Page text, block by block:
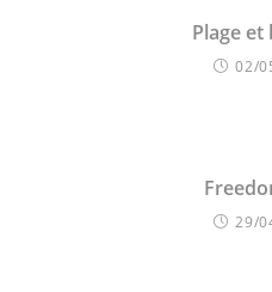
Plage et
02/
29/